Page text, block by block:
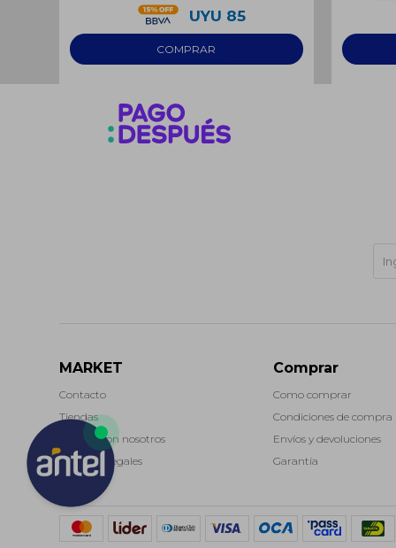
UYU 85
MARKET
Contacto
Tiendas
Trabaja con nosotros
Términos legales
Comprar
Como comprar
Condiciones de compra
Envíos y devoluciones
Garantía